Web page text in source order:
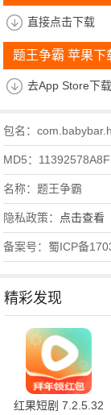
直接点击下载
题王争霸 苹果下
去App Store下载
包名：
MD5：
名称：题王争霸
隐私政策： 点击查看
备案号：蜀ICP备
精彩发现
红果短剧 7.2.5.32